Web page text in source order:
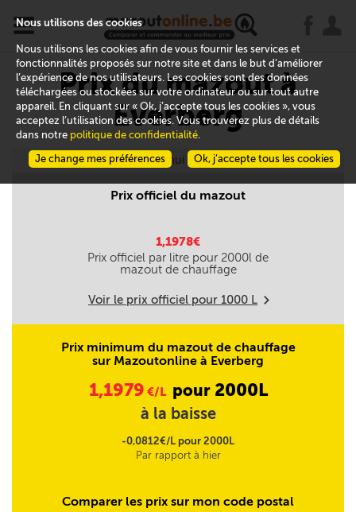
x
Prix du mazout à
Everberg
Aujourd'hui le 06/08
Prix officiel du mazout
1,1978€
Prix officiel par litre pour 2000l de
mazout de chauffage
Voir le prix officiel pour 1000 L m
Prix minimum du mazout de chauffage
sur Mazoutonline à Everberg
1,1979 €/L pour 2000L
à la baisse
-0,0812€/L pour 2000L
Par rapport à hier
Comparer les prix sur mon code postal
Nous utilisons des cookies
Nous utilisons les cookies afin de vous fournir les services et
fonctionnalités proposés sur notre site et dans le but d’améliorer
l’expérience de nos utilisateurs. Les cookies sont des données
téléchargées ou stockées sur votre ordinateur ou sur tout autre
appareil. En cliquant sur « Ok, j’accepte tous les cookies », vous
acceptez l’utilisation des cookies. Vous trouverez plus de détails
dans notre politique de confidentialité.
Ok, j’accepte tous les cookies
Je change mes préférences